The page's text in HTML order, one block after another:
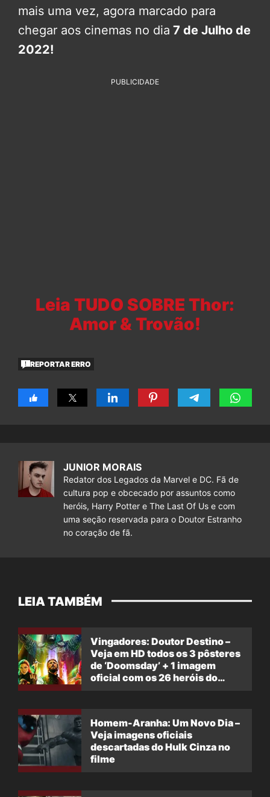
mais uma vez, agora marcado para
chegar aos cinemas no dia 7 de Julho de
2022!
PUBLICIDADE
Leia TUDO SOBRE Thor:
Amor & Trovão!
REPORTAR ERRO
JUNIOR MORAIS
Redator dos Legados da Marvel e DC. Fã de
cultura pop e obcecado por assuntos como
heróis, Harry Potter e The Last Of Us e com
uma seção reservada para o Doutor Estranho
no coração de fã.
LEIA TAMBÉM
Vingadores: Doutor Destino –
Veja em HD todos os 3 pôsteres
de ‘Doomsday’ + 1 imagem
oficial com os 26 heróis do
Homem-Aranha: Um Novo Dia –
Veja imagens oficiais
descartadas do Hulk Cinza no
filme